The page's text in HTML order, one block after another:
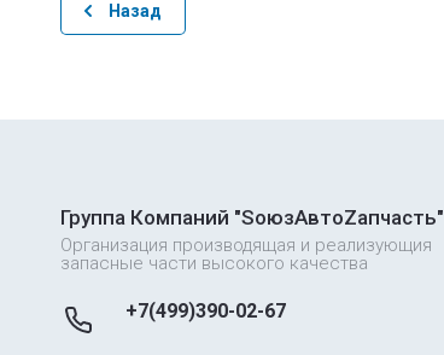
Назад
Группа Компаний "SоюзAвтоZапчасть"
Организация производящая и реализующия
запасные части высокого качества
+7(499)390-02-67